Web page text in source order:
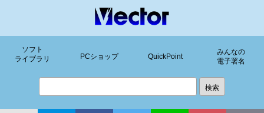
ソフト
ライブラリ
PCショップ QuickPoint
みんなの
電子署名